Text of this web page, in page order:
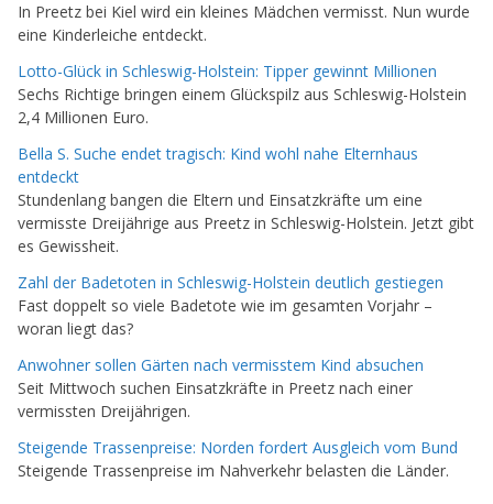
In Preetz bei Kiel wird ein kleines Mädchen vermisst. Nun wurde
eine Kinderleiche entdeckt.
Lotto-Glück in Schleswig-Holstein: Tipper gewinnt Millionen
Sechs Richtige bringen einem Glückspilz aus Schleswig-Holstein
2,4 Millionen Euro.
Bella S. Suche endet tragisch: Kind wohl nahe Elternhaus
entdeckt
Stundenlang bangen die Eltern und Einsatzkräfte um eine
vermisste Dreijährige aus Preetz in Schleswig-Holstein. Jetzt gibt
es Gewissheit.
Zahl der Badetoten in Schleswig-Holstein deutlich gestiegen
Fast doppelt so viele Badetote wie im gesamten Vorjahr –
woran liegt das?
Anwohner sollen Gärten nach vermisstem Kind absuchen
Seit Mittwoch suchen Einsatzkräfte in Preetz nach einer
vermissten Dreijährigen.
Steigende Trassenpreise: Norden fordert Ausgleich vom Bund
Steigende Trassenpreise im Nahverkehr belasten die Länder.